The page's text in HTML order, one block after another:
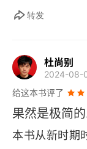
20 公元1854
22 公元1870
23 公元1881
24 公元1882
被游荡的野兽
供食物、保护
所以，某种角
文明的起点，
明烙印的古老
亡，让数不清
转发
杜尚别
2024-08-
给这本书评了
果然是极简
本书从新时期